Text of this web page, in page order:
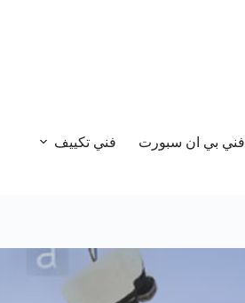
فني بي ان سبورت فني تكييف